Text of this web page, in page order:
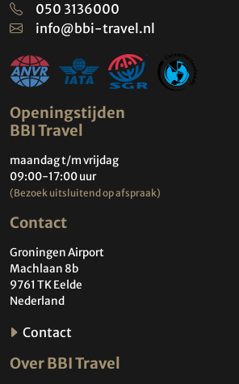
050 3136000
info@bbi-travel.nl
Openingstijden
BBI Travel
maandag t/m vrijdag
09:00-17:00 uur
(Bezoek uitsluitend op afspraak)
Contact
Groningen Airport
Machlaan 8b
9761 TK Eelde
Nederland
Contact
Over BBI Travel